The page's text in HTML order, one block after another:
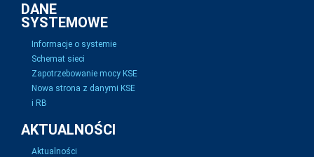
DANE
SYSTEMOWE
Informacje o systemie
Schemat sieci
Zapotrzebowanie mocy KSE
Nowa strona z danymi KSE
i RB
AKTUALNOŚCI
Aktualności